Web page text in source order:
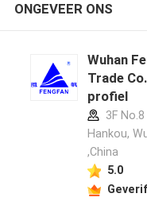
ONGEVEER ONS
Wuhan
Trade
profiel
3F
Hankou,
,China
5.0